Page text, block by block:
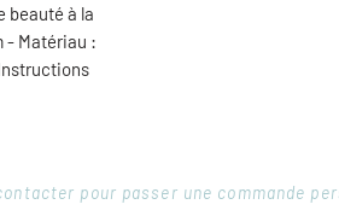
beauté à la
- Matériau :
pour passer une commande